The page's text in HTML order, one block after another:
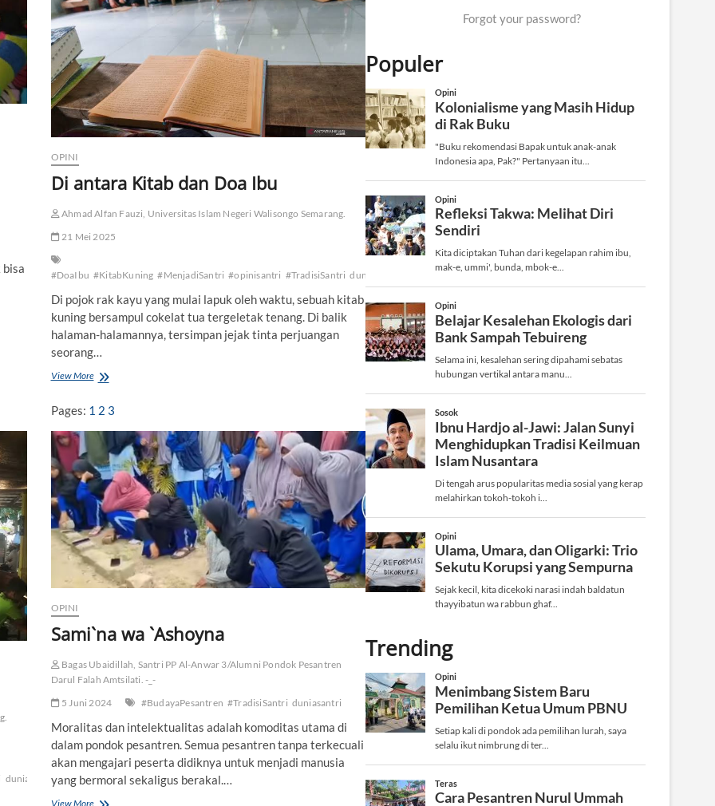
r
u
OPINI
Di antara Kitab dan Doa Ibu
Ahmad Alfan Fauzi, Universitas Islam Negeri Walisongo Semarang.
21 Mei 2025
#DoaIbu #KitabKuning #MenjadiSantri #opinisantri #TradisiSantri duniasantri
Di pojok rak kayu yang mulai lapuk oleh waktu, sebuah kitab
kuning bersampul cokelat tua tergeletak tenang. Di balik
halaman-halamannya, tersimpan jejak tinta perjuangan
seorang…
View MoreD
n
t
a
K
i
t
a
b
d
a
n
a
b
u
Pages: 1 2 3
duniasantri ngaji Ngopi
OPINI
Sami`na wa `Ashoyna
Bagas Ubaidillah, Santri PP Al-Anwar 3/Alumni Pondok Pesantren
Darul Falah Amtsilati. -_-
5 Juni 2024
#BudayaPesantren #TradisiSantri duniasantri
Moralitas dan intelektualitas adalah komoditas utama di
dalam pondok pesantren. Semua pesantren tanpa terkecuali
akan mengajari peserta didiknya untuk menjadi manusia
yang bermoral sekaligus berakal.…
View MoreS
Forgot your password?
Populer
Trending